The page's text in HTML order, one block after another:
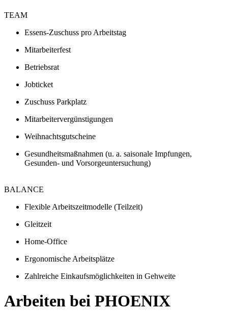
TEAM
Essens-Zuschuss pro Arbeitstag
Mitarbeiterfest
Betriebsrat
Jobticket
Zuschuss Parkplatz
Mitarbeitervergünstigungen
Weihnachtsgutscheine
Gesundheitsmaßnahmen (u. a. saisonale Impfungen,
Gesunden- und Vorsorgeuntersuchung)
BALANCE
Flexible Arbeitszeitmodelle (Teilzeit)
Gleitzeit
Home-Office
Ergonomische Arbeitsplätze
Zahlreiche Einkaufsmöglichkeiten in Gehweite
Arbeiten bei PHOENIX